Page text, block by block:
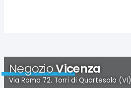
NegozioVicenza
Via Roma 72, Torri di Quartesolo (VI)